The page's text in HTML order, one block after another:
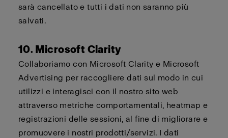
sarà cancellato e tutti i dati non saranno più
salvati.
10. Microsoft Clarity
Collaboriamo con Microsoft Clarity e Microsoft
Advertising per raccogliere dati sul modo in cui
utilizzi e interagisci con il nostro sito web
attraverso metriche comportamentali, heatmap e
registrazioni delle sessioni, al fine di migliorare e
promuovere i nostri prodotti/servizi. I dati